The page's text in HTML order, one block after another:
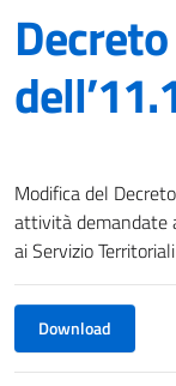
Modifica del
attività demandate
ai Servizio
Download